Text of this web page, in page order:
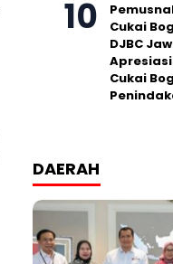
Cukai
DJBC
Cukai
DAERAH